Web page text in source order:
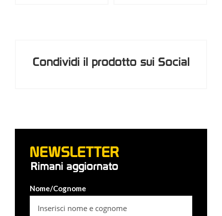
Condividi il prodotto sui Social
NEWSLETTER
Rimani aggiornato
Nome/Cognome